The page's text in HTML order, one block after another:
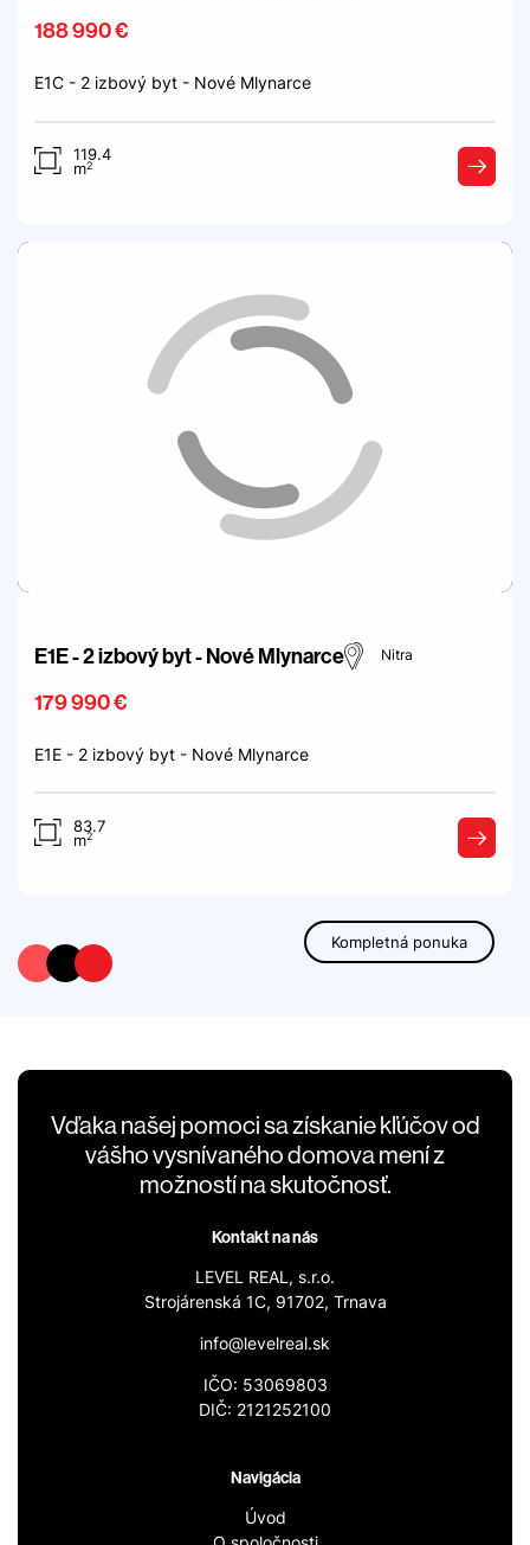
188 990 €
E1C - 2 izbový byt - Nové Mlynarce
119.4
m2
E1E - 2 izbový byt - Nové Mlynarce Nitra
179 990 €
E1E - 2 izbový byt - Nové Mlynarce
83.7
m2
Kompletná ponuka
Vďaka našej pomoci sa získanie kľúčov od
vášho vysnívaného domova mení z
možností na skutočnosť.
Kontakt na nás
LEVEL REAL, s.r.o.
Strojárenská 1C, 91702, Trnava
info@levelreal.sk
IČO: 53069803
DIČ: 2121252100
Navigácia
Úvod